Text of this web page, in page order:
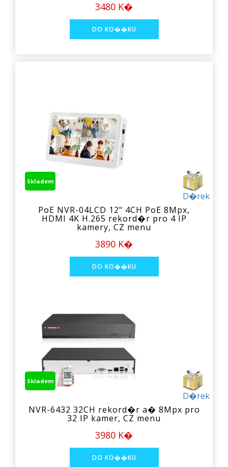
3480 K�
D�rek
Skladem
PoE NVR-04LCD 12" 4CH PoE 8Mpx,
HDMI 4K H.265 rekord�r pro 4 IP
kamery, CZ menu
3890 K�
D�rek
Skladem
NVR-6432 32CH rekord�r a� 8Mpx pro
32 IP kamer, CZ menu
3980 K�